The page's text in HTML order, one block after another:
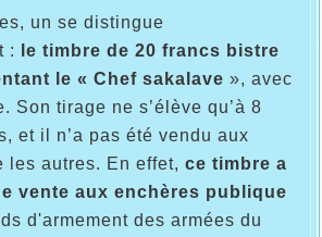
un se distingue
:
le timbre de 20 francs bistre
le « Chef sakalave », avec
Son tirage ne s’élève qu’à 8
et il n’a pas été vendu aux
les autres. En effet, ce timbre a
vente aux enchères publique
d'armement des armées du